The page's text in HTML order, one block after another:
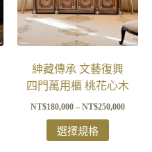
紳藏傳承 文藝復興
四門萬用櫃 桃花心木
NT$180,000 – NT$250,000
選擇規格